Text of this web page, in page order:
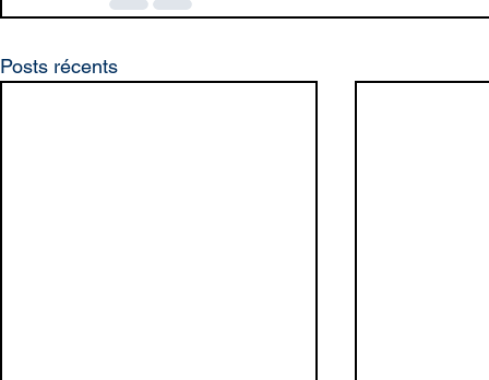
Posts récents